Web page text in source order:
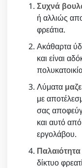
Συχνά
ή αλλιώς
φρεάτια.
Ακάθαρτα
και είναι
Λύματα
με
σας
και αυτό
εργολάβου.
δίκτυο